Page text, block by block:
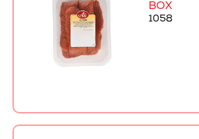
BOX
1058